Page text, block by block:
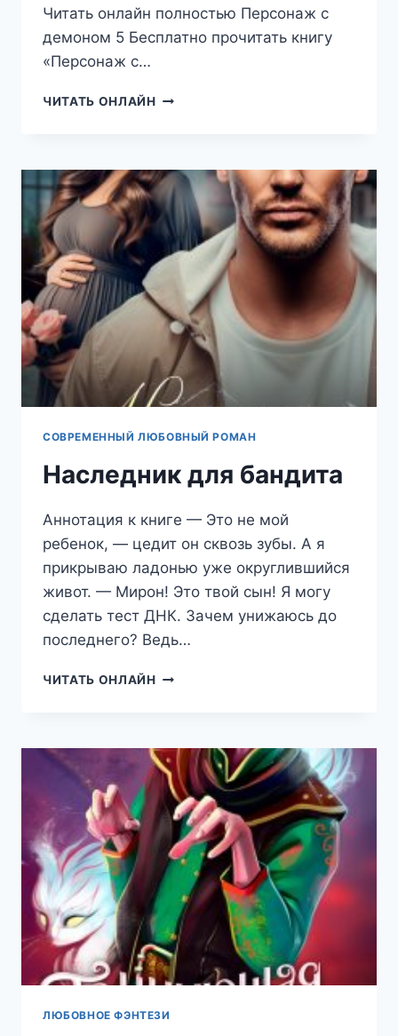
Читать онлайн полностью Персонаж с
демоном 5 Бесплатно прочитать книгу
«Персонаж с…
ЧИТАТЬ ОНЛАЙН ПЕРСОНАЖ
СОВРЕМЕННЫЙ ЛЮБОВНЫЙ РОМАН
Наследник для бандита
Аннотация к книге — Это не мой
ребенок, — цедит он сквозь зубы. А я
прикрываю ладонью уже округлившийся
живот. — Мирон! Это твой сын! Я могу
сделать тест ДНК. Зачем унижаюсь до
последнего? Ведь…
ЧИТАТЬ ОНЛАЙН НАСЛЕДНИК
ЛЮБОВНОЕ ФЭНТЕЗИ